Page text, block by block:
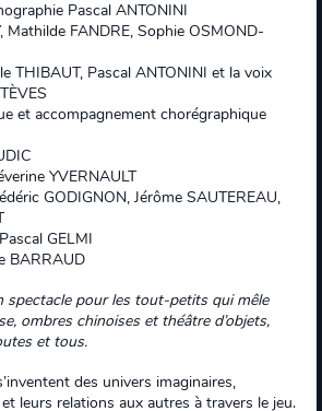
Pascal ANTONINI
Mathilde FANDRE, Sophie OSMOND-
THIBAUT, Pascal ANTONINI et la voix
et accompagnement chorégraphique
YVERNAULT
GODIGNON, Jérôme SAUTEREAU,
GELMI
BARRAUD
spectacle pour les tout-petits qui mêle
ombres chinoises et théâtre d’objets,
et tous.
des univers imaginaires,
leurs relations aux autres à travers le jeu.